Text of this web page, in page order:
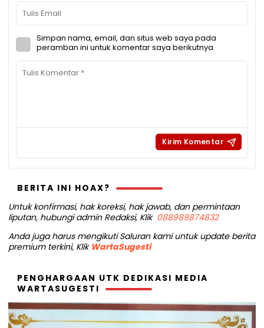
Simpan nama, email, dan situs web saya pada
peramban ini untuk komentar saya berikutnya.
BERITA INI HOAX?
Untuk konfirmasi, hak koreksi, hak jawab, dan permintaan
liputan, hubungi admin Redaksi, Klik 088989874832
Anda juga harus mengikuti Saluran kami untuk update berita
premium terkini, Klik WartaSugesti
PENGHARGAAN UTK DEDIKASI MEDIA
WARTASUGESTI